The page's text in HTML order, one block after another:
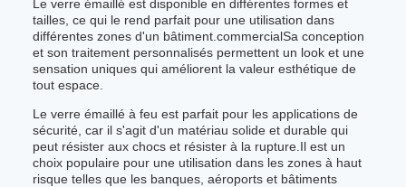
Le verre émaillé est disponible en différentes formes et
tailles, ce qui le rend parfait pour une utilisation dans
différentes zones d'un bâtiment.commercialSa conception
et son traitement personnalisés permettent un look et une
sensation uniques qui améliorent la valeur esthétique de
tout espace.
Le verre émaillé à feu est parfait pour les applications de
sécurité, car il s'agit d'un matériau solide et durable qui
peut résister aux chocs et résister à la rupture.Il est un
choix populaire pour une utilisation dans les zones à haut
risque telles que les banques, aéroports et bâtiments